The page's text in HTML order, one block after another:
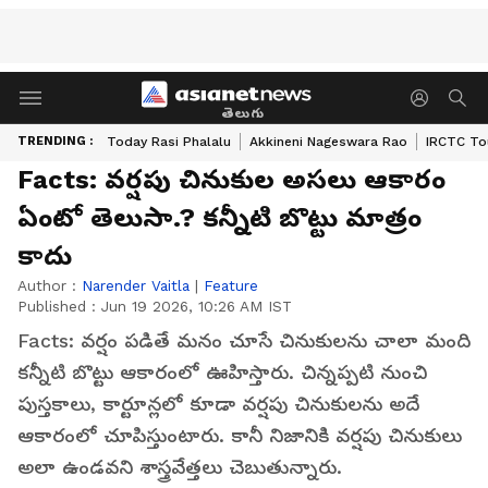
తెలుగు
TRENDING : Today Rasi Phalalu Akkineni Nageswara Rao IRCTC
Facts: వ‌ర్ష‌పు చినుకుల అస‌లు ఆకారం
ఏంటో తెలుసా.? క‌న్నీటి బొట్టు మాత్రం
కాదు
Author : Narender Vaitla | Feature
Published : Jun 19 2026, 10:26 AM IST
Facts: వర్షం పడితే మనం చూసే చినుకులను చాలా మంది
కన్నీటి బొట్టు ఆకారంలో ఊహిస్తారు. చిన్నప్పటి నుంచి
పుస్తకాలు, కార్టూన్లలో కూడా వర్షపు చినుకులను అదే
ఆకారంలో చూపిస్తుంటారు. కానీ నిజానికి వర్షపు చినుకులు
అలా ఉండవని శాస్త్రవేత్తలు చెబుతున్నారు.